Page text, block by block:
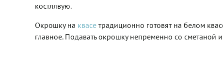
тарелкам и
теплым летним днем.
костлявую.
Окрошку на квасе традиционно готовят на белом
главное. Подавать окрошку непременно со сметаной